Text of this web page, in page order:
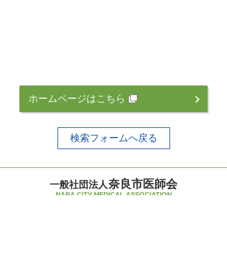
ホームページはこちら
検索フォームへ戻る
一般社団法人 奈良市医師会
NARA CITY MEDICAL ASSOCIATION